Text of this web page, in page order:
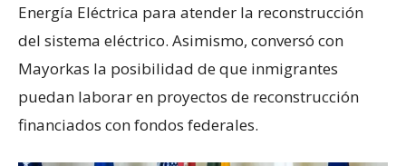
Energía Eléctrica para atender la reconstrucción
del sistema eléctrico. Asimismo, conversó con
Mayorkas la posibilidad de que inmigrantes
puedan laborar en proyectos de reconstrucción
financiados con fondos federales.